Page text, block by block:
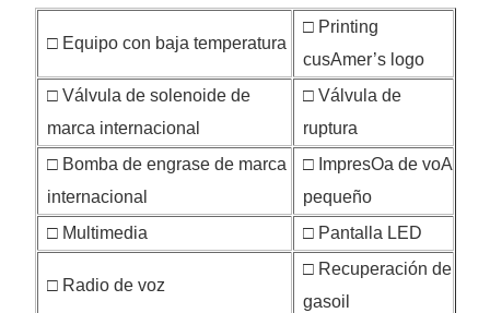
□ Equipo con baja temperatura
□ Printing
cusAmer’s logo
□ Válvula de solenoide de
marca internacional
□ Válvula de
ruptura
□ Bomba de engrase de marca
internacional
□ ImpresOa de voA
pequeño
□ Multimedia
□ Pantalla LED
□ Radio de voz
□ Recuperación de
gasoil